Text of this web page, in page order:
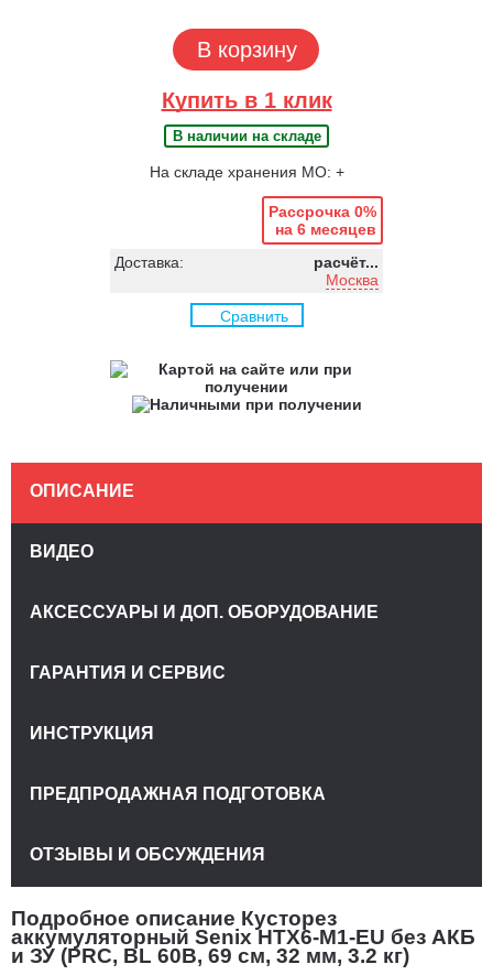
В корзину
Купить в 1 клик
В наличии на складе
На складе хранения МО: +
Рассрочка 0%
на 6 месяцев
Доставка:
расчёт...
Москва
Сравнить
Подробное описание Кусторез
аккумуляторный Senix HTX6-M1-EU без АКБ
и ЗУ (PRC, BL 60В, 69 см, 32 мм, 3.2 кг)
ОПИСАНИЕ
ВИДЕО
АКСЕССУАРЫ И ДОП. ОБОРУДОВАНИЕ
ГАРАНТИЯ И СЕРВИС
ИНСТРУКЦИЯ
ПРЕДПРОДАЖНАЯ ПОДГОТОВКА
ОТЗЫВЫ И ОБСУЖДЕНИЯ